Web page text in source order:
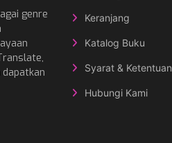
genre
dapatkan
Keranjang
Katalog Buku
Syarat & Ketentuan
Hubungi Kami